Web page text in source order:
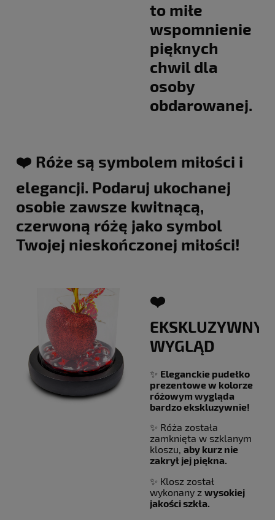
to miłe
wspomnienie
pięknych
chwil dla
osoby
obdarowanej.
❤️ Róże są symbolem miłości i
elegancji. Podaruj ukochanej
osobie zawsze kwitnącą,
czerwoną różę jako symbol
Twojej nieskończonej miłości!
❤️
EKSKLUZYWNY
WYGLĄD
✨ Eleganckie pudełko
prezentowe w kolorze
różowym wygląda
bardzo ekskluzywnie!
✨ Róża została
zamknięta w szklanym
kloszu, aby kurz nie
zakrył jej piękna.
✨ Klosz został
wykonany z wysokiej
jakości szkła.